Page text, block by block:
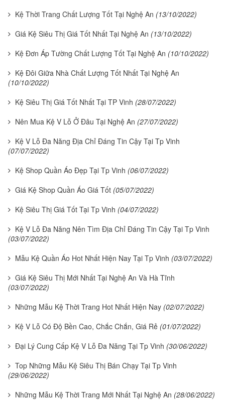
Kệ Thời Trang Chất Lượng Tốt Tại Nghệ An (13/10/2022)
Giá Kệ Siêu Thị Giá Tốt Nhất Tại Nghệ An (13/10/2022)
Kệ Đơn Áp Tường Chất Lượng Tốt Tại Nghệ An (10/10/2022)
Kệ Đôi Giữa Nhà Chất Lượng Tốt Nhất Tại Nghệ An
(10/10/2022)
Kệ Siêu Thị Giá Tốt Nhất Tại TP Vinh (28/07/2022)
Nên Mua Kệ V Lỗ Ở Đâu Tại Nghệ An (27/07/2022)
Kệ V Lỗ Đa Năng Địa Chỉ Đáng Tin Cậy Tại Tp Vinh
(07/07/2022)
Kệ Shop Quần Áo Đẹp Tại Tp Vinh (06/07/2022)
Giá Kệ Shop Quần Áo Giá Tốt (05/07/2022)
Kệ Siêu Thị Giá Tốt Tại Tp Vinh (04/07/2022)
Kệ V Lỗ Đa Năng Nên Tìm Địa Chỉ Đáng Tin Cậy Tại Tp Vinh
(03/07/2022)
Mẫu Kệ Quần Áo Hot Nhất Hiện Nay Tại Tp Vinh (03/07/2022)
Giá Kệ Siêu Thị Mới Nhất Tại Nghệ An Và Hà Tĩnh
(03/07/2022)
Những Mẫu Kệ Thời Trang Hot Nhất Hiện Nay (02/07/2022)
Kệ V Lỗ Có Độ Bền Cao, Chắc Chắn, Giá Rẻ (01/07/2022)
Đại Lý Cung Cấp Kệ V Lỗ Đa Năng Tại Tp Vinh (30/06/2022)
Top Những Mẫu Kệ Siêu Thị Bán Chạy Tại Tp Vinh
(29/06/2022)
Những Mẫu Kệ Thời Trang Mới Nhất Tại Nghệ An (28/06/2022)